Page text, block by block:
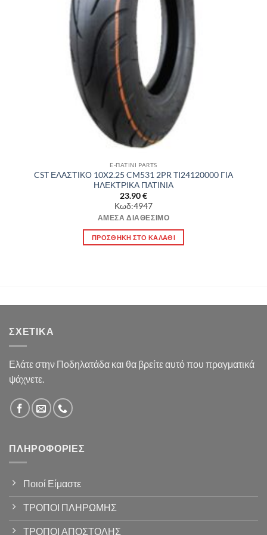
E-ΠΑΤΙΝΙ PARTS
CST ΕΛΑΣΤΙΚΟ 10X2.25 CM531 2PR TI24120000 ΓΙΑ
ΗΛΕΚΤΡΙΚΑ ΠΑΤΙΝΙΑ
23.90€
Κωδ:4947
ΆΜΕΣΑ ΔΙΑΘΈΣΙΜΟ
ΠΡΟΣΘΉΚΗ ΣΤΟ ΚΑΛΆΘΙ
ΣΧΕΤΙΚΆ
Ελάτε στην Ποδηλατάδα και θα βρείτε αυτό που πραγματικά
ψάχνετε.
ΠΛΗΡΟΦΟΡΊΕΣ
Ποιοί Είμαστε
ΤΡΟΠΟΙ ΠΛΗΡΩΜΗΣ
ΤΡΟΠΟΙ ΑΠΟΣΤΟΛΗΣ